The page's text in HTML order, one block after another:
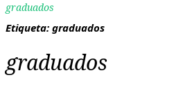
graduados
Etiqueta: graduados
graduados